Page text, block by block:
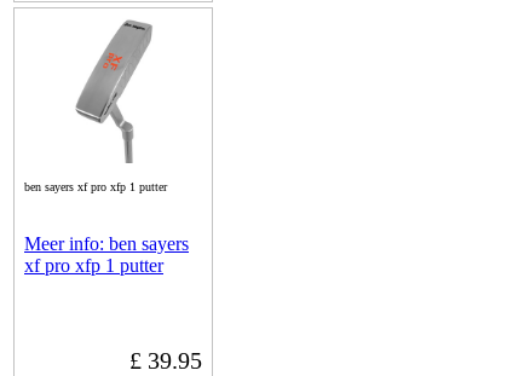
ben sayers xf pro xfp 1 putter
Meer info: ben sayers
xf pro xfp 1 putter
£ 39.95